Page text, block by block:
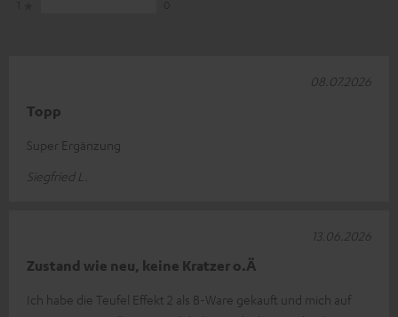
Topp
Super Ergänzung
Siegfried L.
08.07.2026
Zustand wie neu, keine Kratzer o.Ä
Ich habe die Teufel Effekt 2 als B-Ware gekauft und mich auf
13.06.2026